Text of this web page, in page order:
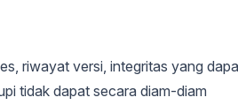
riwayat versi, integritas yang
tidak dapat secara diam-diam